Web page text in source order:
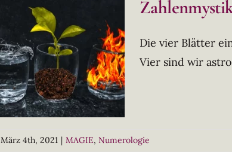
Die vier Blätter
Vier sind wir
März 4th, 2021 | MAGIE, Numerologie